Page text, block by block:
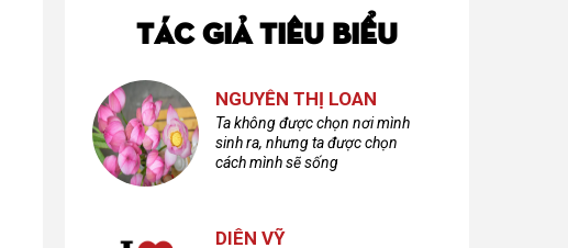
TÁC GIẢ TIÊU BIỂU
NGUYỄN THỊ LOAN
Ta không được chọn nơi mình
sinh ra, nhưng ta được chọn
cách mình sẽ sống
DIÊN VỸ